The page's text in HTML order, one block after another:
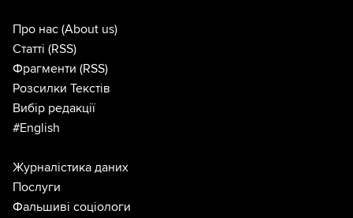
Про нас (About us)
Статті (RSS)
Фрагменти (RSS)
Розсилки Текстів
Вибір редакції
#English
Журналістика даних
Послуги
Фальшиві соціологи